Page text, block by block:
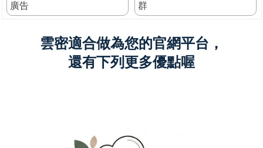
廣告
群
雲密適合做為您的官網平台，
還有下列更多優點喔